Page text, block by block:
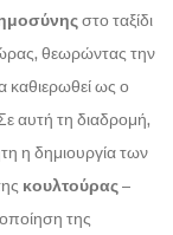
στο ταξίδι
θεωρώντας την
καθιερωθεί ως ο
αυτή τη διαδρομή,
η δημιουργία των
κουλτούρας–
της